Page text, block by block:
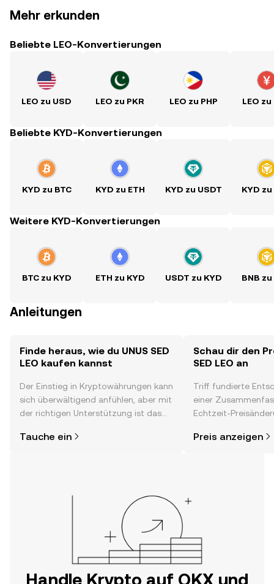
Mehr erkunden
Beliebte LEO-Konvertierungen
LEO zu USD LEO zu PKR LEO zu PHP LEO zu
Beliebte KYD-Konvertierungen
KYD zu BTC KYD zu ETH KYD zu USDT KYD zu
Weitere KYD-Konvertierungen
BTC zu KYD ETH zu KYD USDT zu KYD BNB zu
Anleitungen
Finde heraus, wie du UNUS SED
LEO kaufen kannst
Der Einstieg in Kryptowährungen kann
sich überwältigend anfühlen, aber mit
der richtigen Unterstützung ist das
direkt in der OKX-App oder hier im
Tauche ein
Schau dir den
SED LEO an
Triff fundierte
einer
Echtzeit-
Neuigkeiten und
Preis anzeigen
Handle Krypto auf OKX und